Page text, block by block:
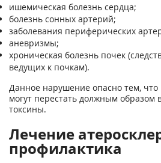
ишемическая болезнь сердца;
болезнь сонных артерий;
заболевания периферических
аневризмы;
хроническая болезнь почек
ведущих к почкам).
Данное нарушение опасно тем, что
могут перестать должным образом
токсины.
Лечение
профилактика